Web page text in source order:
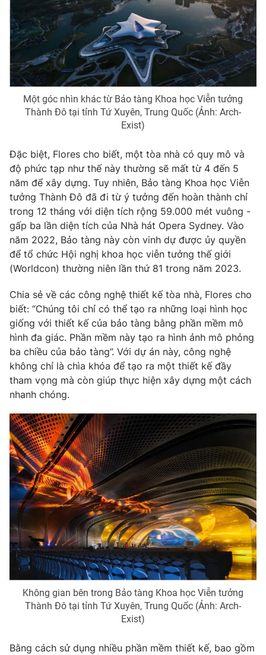
Photo Infographic
Video Shorts video
VTV Money VTV Thể thao
Bất động sản
Thị trường 24h Tấm lòng Việt
VTV4 Vươn mình bằng AI
VTV9 VTV8
Liên hệ tòa soạn English
THỜI BÁO VTV
Theo dõi báo trên
Cơ quan chủ quản:
Cơ quan báo chí:Thời báo VTV
Giấy phép hoạt động báo in và báo điện tử số 483/GP-BTTTT
cấp ngày 29/12/2023
Tổng Biên tập:Vũ Thanh Thủy
Phó Tổng Biên tập:Nguyễn Thị Mỹ Hạnh, Phạm Quốc Thắng,
Nguyễn Trọng Ninh
Tổng đài VTV:024.38 355 931 - 024.38 355 932
Ðiện thoại Thời báo VTV:024.66 897 897
Email:toasoan@vtv.vn
Liên hệ quảng cáo:024-7300.7108
Một góc nhìn khác từ Bảo tàng Khoa học Viễn tưởng
Thành Đô tại tỉnh Tứ Xuyên, Trung Quốc (Ảnh: Arch-
Exist)
Đặc biệt, Flores cho biết, một tòa nhà có quy mô và
độ phức tạp như thế này thường sẽ mất từ 4 đến 5
năm để xây dựng. Tuy nhiên, Bảo tàng Khoa học Viễn
tưởng Thành Đô đã đi từ ý tưởng đến hoàn thành chỉ
trong 12 tháng với diện tích rộng 59.000 mét vuông -
gấp ba lần diện tích của Nhà hát Opera Sydney. Vào
năm 2022, Bảo tàng này còn vinh dự được ủy quyền
để tổ chức Hội nghị khoa học viễn tưởng thế giới
(Worldcon) thường niên lần thứ 81 trong năm 2023.
Chia sẻ về các công nghệ thiết kế tòa nhà, Flores cho
biết: “Chúng tôi chỉ có thể tạo ra những loại hình học
giống với thiết kế của bảo tàng bằng phần mềm mô
hình đa giác. Phần mềm này tạo ra hình ảnh mô phỏng
ba chiều của bảo tàng”. Với dự án này, công nghệ
không chỉ là chìa khóa để tạo ra một thiết kế đầy
tham vọng mà còn giúp thực hiện xây dựng một cách
nhanh chóng.
Không gian bên trong Bảo tàng Khoa học Viễn tưởng
Thành Đô tại tỉnh Tứ Xuyên, Trung Quốc (Ảnh: Arch-
Exist)
Bằng cách sử dụng nhiều phần mềm thiết kế, bao gồm